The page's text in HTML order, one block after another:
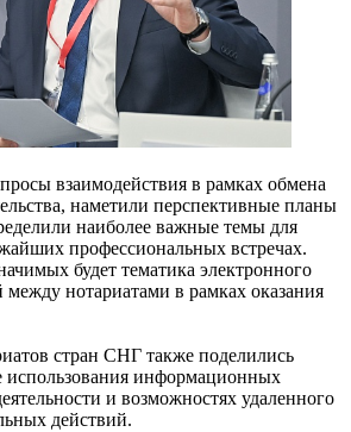
взаимодействия в рамках обмена
наметили перспективные планы
наиболее важные темы для
профессиональных встречах.
будет тематика электронного
нотариатами в рамках оказания
стран СНГ также поделились
использования информационных
и возможностях удаленного
действий.